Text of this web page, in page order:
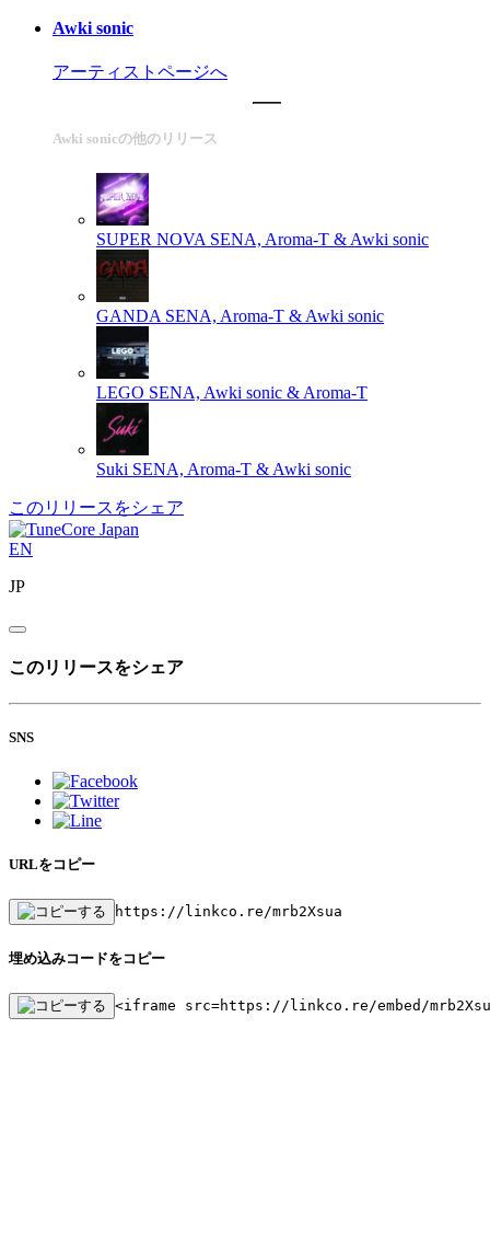
Awki sonic
アーティストページへ
Awki sonicの他のリリース
SUPER NOVA SENA, Aroma-T & Awki sonic
GANDA SENA, Aroma-T & Awki sonic
LEGO SENA, Awki sonic & Aroma-T
Suki SENA, Aroma-T & Awki sonic
このリリースをシェア
EN
JP
このリリースをシェア
SNS
URLをコピー
https://linkco.re/mrb2Xsua
埋め込みコードをコピー
<iframe src=https://linkco.re/embed/